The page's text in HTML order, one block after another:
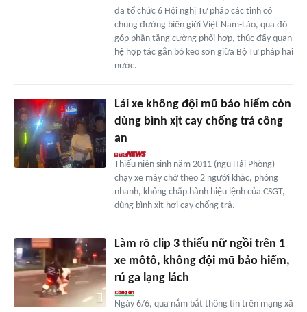
đã tổ chức 6 Hội nghị Tư pháp các tỉnh có
chung đường biên giới Việt Nam-Lào, qua đó
góp phần tăng cường phối hợp, thúc đẩy quan
hệ hợp tác gắn bó keo sơn giữa Bộ Tư pháp hai
nước.
Lái xe không đội mũ bảo hiểm còn
dùng bình xịt cay chống trả công
an
Thiếu niên sinh năm 2011 (ngụ Hải Phòng)
chạy xe máy chở theo 2 người khác, phóng
nhanh, không chấp hành hiệu lệnh của CSGT,
dùng bình xịt hơi cay chống trả.
Làm rõ clip 3 thiếu nữ ngồi trên 1
xe môtô, không đội mũ bảo hiểm,
rú ga lạng lách
Ngày 6/6, qua nắm bắt thông tin trên mạng xã